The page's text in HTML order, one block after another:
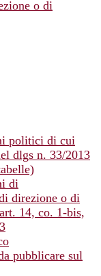
o di
politici di cui
dlgs n. 33/2013
di
direzione o di
14, co. 1-bis,
pubblicare sul